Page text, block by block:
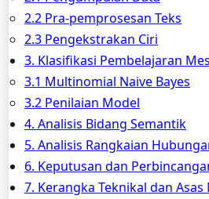
2.2 Pra-pemprosesan Teks
2.3 Pengekstrakan Ciri
3. Klasifikasi Pembelajaran
3.1 Multinomial Naive Bayes
3.2 Penilaian Model
4. Analisis Bidang Semantik
5. Analisis Rangkaian
6. Keputusan dan
7. Kerangka Teknikal dan